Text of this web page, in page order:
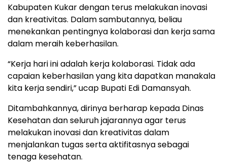
Kabupaten Kukar dengan terus melakukan inovasi
dan kreativitas. Dalam sambutannya, beliau
menekankan pentingnya kolaborasi dan kerja sama
dalam meraih keberhasilan.
“Kerja hari ini adalah kerja kolaborasi. Tidak ada
capaian keberhasilan yang kita dapatkan manakala
kita kerja sendiri,” ucap Bupati Edi Damansyah.
Ditambahkannya, dirinya berharap kepada Dinas
Kesehatan dan seluruh jajarannya agar terus
melakukan inovasi dan kreativitas dalam
menjalankan tugas serta aktifitasnya sebagai
tenaga kesehatan.